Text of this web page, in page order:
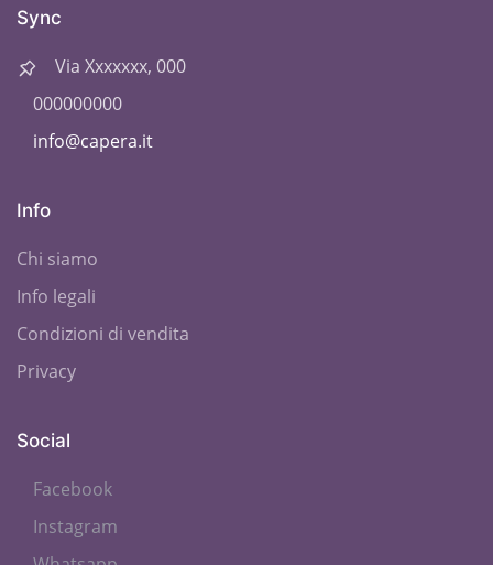
Sync
Via Xxxxxxx, 000
000000000
info@capera.it
Info
Chi siamo
Info legali
Condizioni di vendita
Privacy
Social
Facebook
Instagram